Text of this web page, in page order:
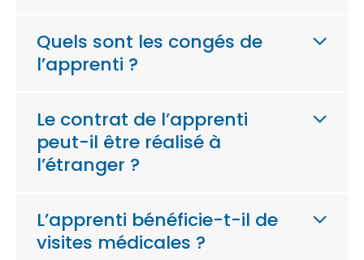
Quels sont les congés de
l’apprenti ?
Le contrat de l’apprenti
peut-il être réalisé à
l’étranger ?
L’apprenti bénéficie-t-il de
visites médicales ?